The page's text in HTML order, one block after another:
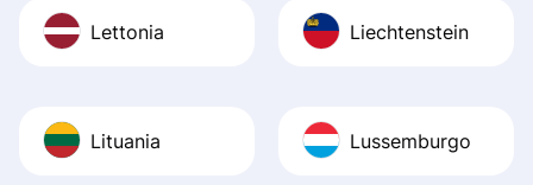
Lettonia Liechtenstein
Lituania Lussemburgo